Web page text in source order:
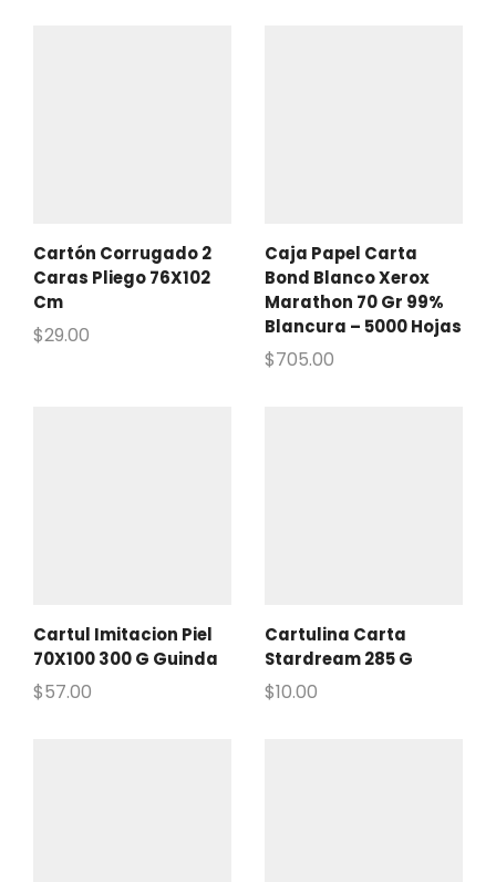
Cartón Corrugado 2
Caras Pliego 76X102
Cm
$29.00
Caja Papel Carta
Bond Blanco Xerox
Marathon 70 Gr 99%
Blancura – 5000 Hojas
$705.00
Cartul Imitacion Piel
70X100 300 G Guinda
$57.00
Cartulina Carta
Stardream 285 G
$10.00